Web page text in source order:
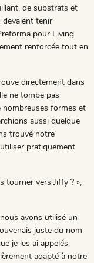
de substrats et
devaient tenir
pour Living
renforcée tout en
directement dans
ne tombe pas
nombreuses formes et
aussi quelque
trouvé notre
pratiquement
tourner vers Jiffy ? »,
avons utilisé un
juste du nom
je les ai appelés.
adapté à notre